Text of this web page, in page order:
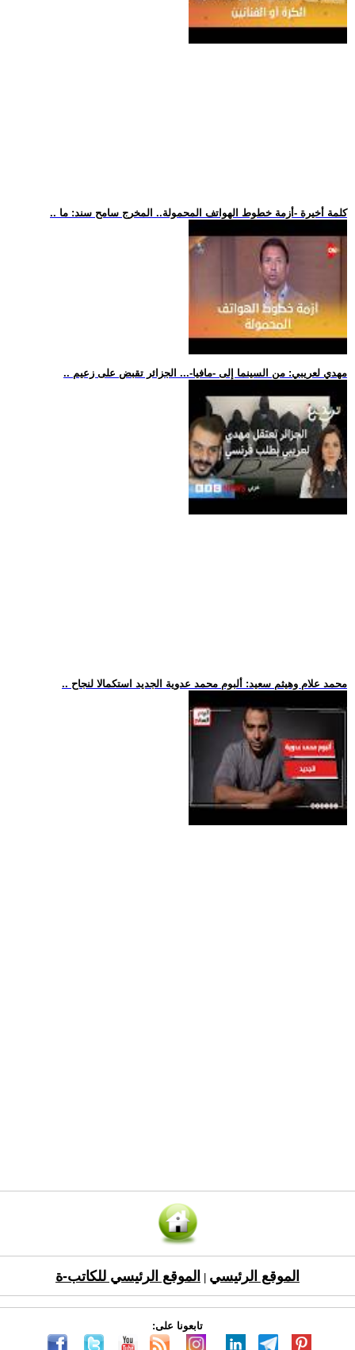
.. كلمة أخيرة -أزمة خطوط الهواتف المحمولة.. المخرج سامح سند: ما
.. مهدي لعريبي: من السينما إلى -مافيا-... الجزائر تقبض على زعيم
.. محمد علام وهيثم سعيد: ألبوم محمد عدوية الجديد استكمالا لنجاح
الموقع الرئيسي الموقع الرئيسي للكاتب-ة
تابعونا على: